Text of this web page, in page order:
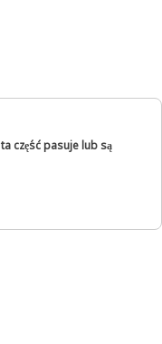
część pasuje lub są